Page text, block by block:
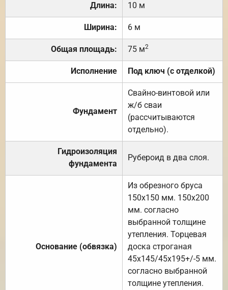
Длина: 10 м
Ширина: 6 м
Общая площадь: 75 м2
Исполнение Под ключ (с отделкой)
Фундамент
Свайно-винтовой или
ж/б сваи
(рассчитываются
отдельно).
Гидроизоляция
фундамента
Рубероид в два слоя.
Основание (обвязка)
Из обрезного бруса
150х150 мм. 150х200
мм. согласно
выбранной толщине
утепления. Торцевая
доска строганая
45х145/45х195+/-5 мм.
согласно выбранной
толщине утепления.